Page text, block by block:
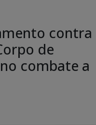
contra
de
combate a